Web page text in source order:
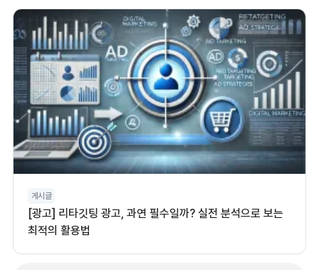
게시글
[광고] 리타깃팅 광고, 과연 필수일까? 실전 분석으로 보는
최적의 활용법